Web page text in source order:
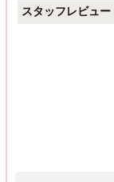
スタッフレビュー